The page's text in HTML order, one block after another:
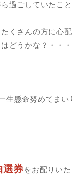
過ごしていたこと
くさんの方に心
どうかな？・・・
生懸命努めてまい
選券をお配りいた